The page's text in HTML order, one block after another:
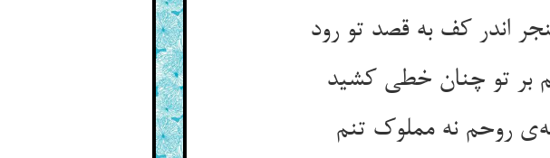
اندر کف به قصد تو رود
بر تو چنان خطی کشید